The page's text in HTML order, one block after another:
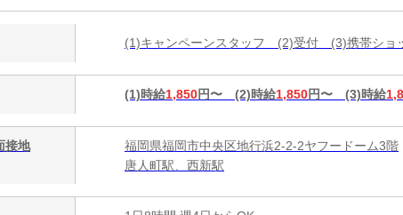
(1)キャンペーンスタッフ (2)受付 (3)携帯ショ
(1)時給1,850円〜 (2)時給1,850円〜 (3)時給
接地
福岡県福岡市中央区地行浜2-2-2ヤフードーム3階
唐人町駅、西新駅